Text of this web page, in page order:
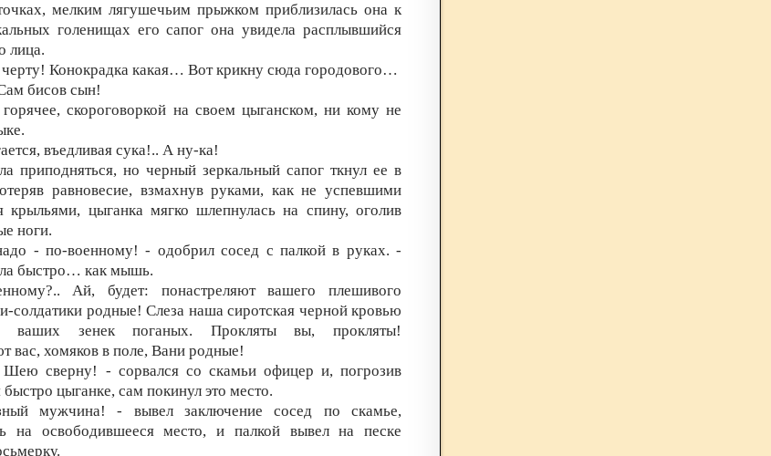
мелким лягушечьим прыжком приблизилась она к
голенищах его сапог она увидела расплывшийся
лица.
Конокрадка какая… Вот крикну сюда городового…
бисов сын!
скороговоркой на своем цыганском, ни кому не
въедливая сука!.. А ну-ка!
приподняться, но черный зеркальный сапог ткнул ее в
равновесие, взмахнув руками, как не успевшими
крыльями, цыганка мягко шлепнулась на спину, оголив
ноги.
- по-военному! - одобрил сосед с палкой в руках. -
быстро… как мышь.
Ай, будет: понастреляют вашего плешивого
солдатики родные! Слеза наша сиротская черной кровью
ваших зенек поганых. Прокляты вы, прокляты!
вас, хомяков в поле, Вани родные!
сверну! - сорвался со скамьи офицер и, погрозив
цыганке, сам покинул это место.
мужчина! - вывел заключение сосед по скамье,
на освободившееся место, и палкой вывел на песке